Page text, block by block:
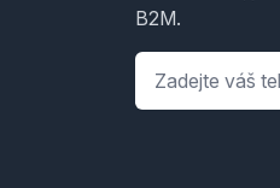
B2M.
Telefon